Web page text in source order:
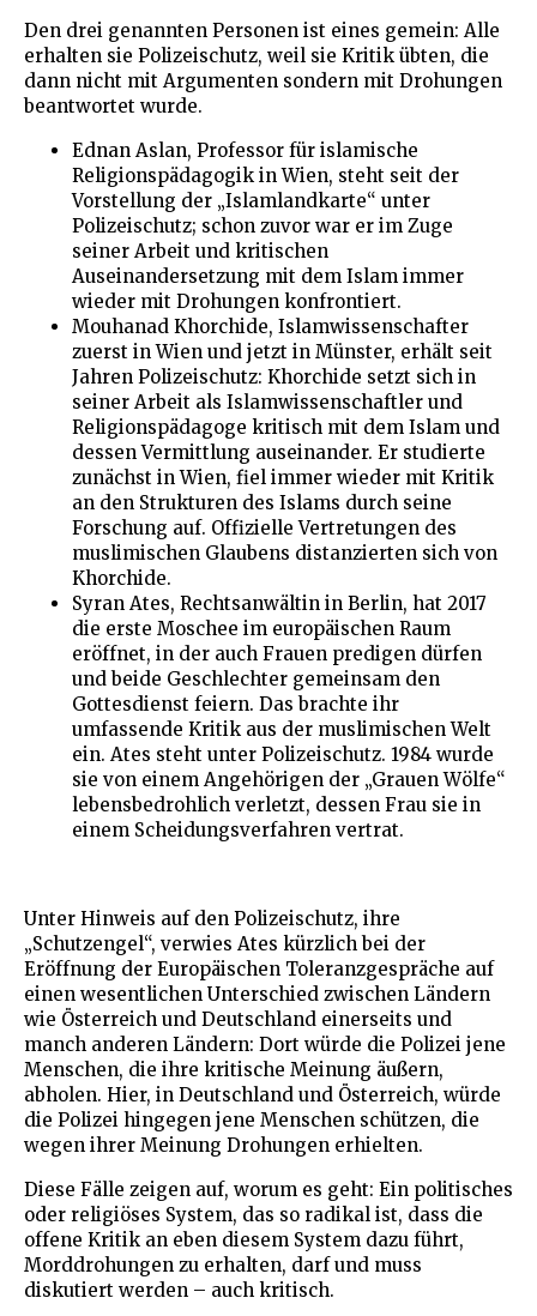
Den drei genannten Personen ist eines gemein: Alle
erhalten sie Polizeischutz, weil sie Kritik übten, die
dann nicht mit Argumenten sondern mit Drohungen
beantwortet wurde.
Ednan Aslan, Professor für islamische
Religionspädagogik in Wien, steht seit der
Vorstellung der „Islamlandkarte“ unter
Polizeischutz; schon zuvor war er im Zuge
seiner Arbeit und kritischen
Auseinandersetzung mit dem Islam immer
wieder mit Drohungen konfrontiert.
Mouhanad Khorchide, Islamwissenschafter
zuerst in Wien und jetzt in Münster, erhält seit
Jahren Polizeischutz: Khorchide setzt sich in
seiner Arbeit als Islamwissenschaftler und
Religionspädagoge kritisch mit dem Islam und
dessen Vermittlung auseinander. Er studierte
zunächst in Wien, fiel immer wieder mit Kritik
an den Strukturen des Islams durch seine
Forschung auf. Offizielle Vertretungen des
muslimischen Glaubens distanzierten sich von
Khorchide.
Syran Ates, Rechtsanwältin in Berlin, hat 2017
die erste Moschee im europäischen Raum
eröffnet, in der auch Frauen predigen dürfen
und beide Geschlechter gemeinsam den
Gottesdienst feiern. Das brachte ihr
umfassende Kritik aus der muslimischen Welt
ein. Ates steht unter Polizeischutz. 1984 wurde
sie von einem Angehörigen der „Grauen Wölfe“
lebensbedrohlich verletzt, dessen Frau sie in
einem Scheidungsverfahren vertrat.
Unter Hinweis auf den Polizeischutz, ihre
„Schutzengel“, verwies Ates kürzlich bei der
Eröffnung der Europäischen Toleranzgespräche auf
einen wesentlichen Unterschied zwischen Ländern
wie Österreich und Deutschland einerseits und
manch anderen Ländern: Dort würde die Polizei jene
Menschen, die ihre kritische Meinung äußern,
abholen. Hier, in Deutschland und Österreich, würde
die Polizei hingegen jene Menschen schützen, die
wegen ihrer Meinung Drohungen erhielten.
Diese Fälle zeigen auf, worum es geht: Ein politisches
oder religiöses System, das so radikal ist, dass die
offene Kritik an eben diesem System dazu führt,
Morddrohungen zu erhalten, darf und muss
diskutiert werden – auch kritisch.